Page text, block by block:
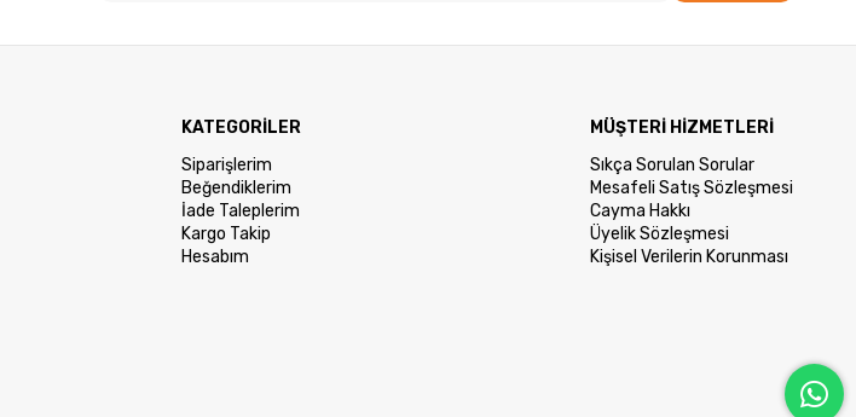
KATEGORİLER
Siparişlerim
Beğendiklerim
İade Taleplerim
Kargo Takip
Hesabım
MÜŞTERİ HİZMETLERİ
Sıkça Sorulan Sorular
Mesafeli Satış Sözleşmesi
Cayma Hakkı
Üyelik Sözleşmesi
Kişisel Verilerin Korunması